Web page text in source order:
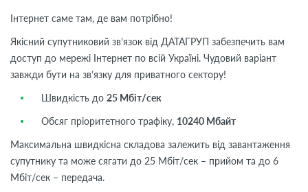
Інтернет саме там, де вам потрібно!
Якісний супутниковий зв’язок від ДАТАГРУП забезпечить вам
доступ до мережі Інтернет по всій Україні. Чудовий варіант
завжди бути на зв’язку для приватного сектору!
Швидкість до 25 Мбіт/сек
Обсяг пріоритетного трафіку, 10240 Мбайт
Максимальна швидкісна складова залежить від завантаження
супутнику та може сягати до 25 Мбіт/сек – прийом та до 6
Мбіт/сек – передача.